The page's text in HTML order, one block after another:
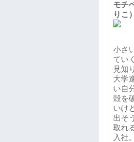
モチ
りこ）
小さ
てい
見知
大学
い自
殻を
いけ
出そ
取れ
入社